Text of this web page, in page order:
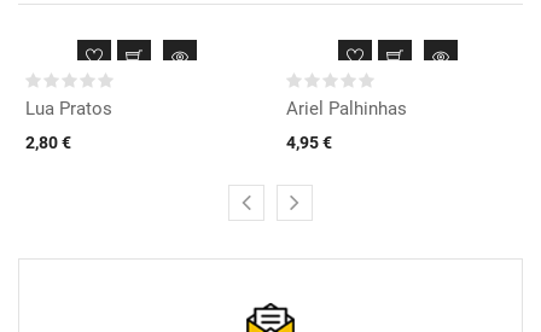
Lua Pratos
2,80 €
Ariel Palhinhas
4,95 €